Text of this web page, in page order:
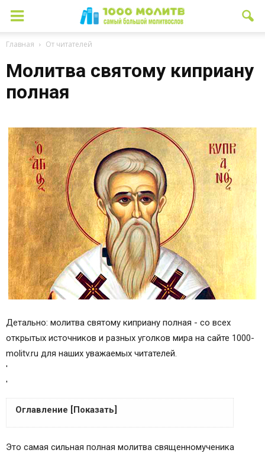
Главная От читателей
Молитва святому киприану
полная
Детально: молитва святому киприану полная - со всех
открытых источников и разных уголков мира на сайте 1000-
molitv.ru для наших уважаемых читателей.
'
'
Оглавление [Показать]
Это самая сильная полная молитва священномученика